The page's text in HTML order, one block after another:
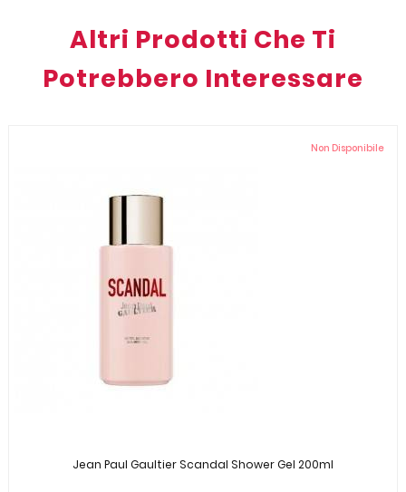
Altri Prodotti Che Ti
Potrebbero Interessare
Non Disponibile
Jean Paul Gaultier Scandal Shower Gel 200ml